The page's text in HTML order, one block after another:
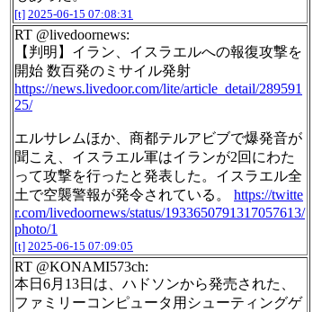
[t] 2025-06-15 07:08:31
RT @livedoornews:
【判明】イラン、イスラエルへの報復攻撃を
開始 数百発のミサイル発射
https://news.livedoor.com/lite/article_detail/289591
25/
エルサレムほか、商都テルアビブで爆発音が
聞こえ、イスラエル軍はイランが2回にわた
って攻撃を行ったと発表した。イスラエル全
土で空襲警報が発令されている。 https://twitte
r.com/livedoornews/status/1933650791317057613/
photo/1
[t] 2025-06-15 07:09:05
RT @KONAMI573ch:
本日6月13日は、ハドソンから発売された、
ファミリーコンピュータ用シューティングゲ